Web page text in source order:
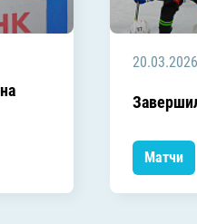
20.03.2026
Матчи